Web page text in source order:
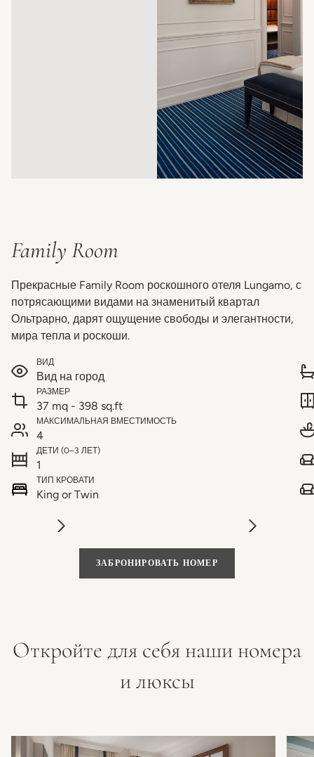
Family Room
Прекрасные Family Room роскошного отеля Lungarno, с
потрясающими видами на знаменитый квартал
Ольтрарно, дарят ощущение свободы и элегантности,
мира тепла и роскоши.
ВИД
Вид на город
РАЗМЕР
37 mq - 398 sq.ft
МАКСИМАЛЬНАЯ ВМЕСТИМОСТЬ
4
ДЕТИ (0–3 ЛЕТ)
1
ТИП КРОВАТИ
King or Twin
ЗАБРОНИРОВАТЬ НОМЕР
Откройте для себя наши номера
и люксы